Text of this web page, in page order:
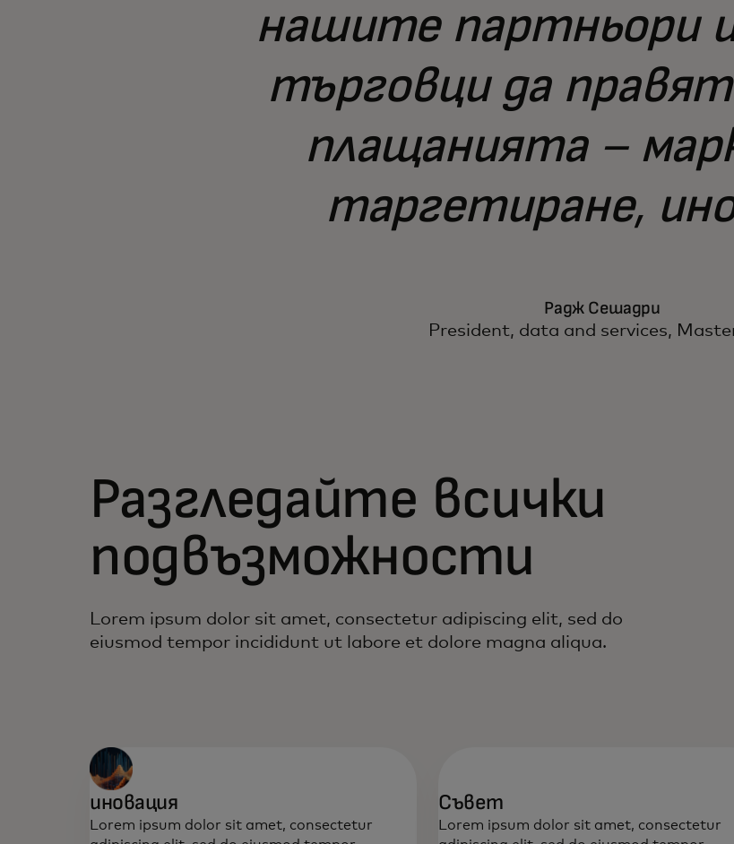
нашите партньори
търговци да
плащанията –
таргетиране,
Радж Сешадри
President, data and services,
Разгледайте всички
подвъзможности
Lorem ipsum dolor sit amet, consectetur adipiscing elit, sed do
eiusmod tempor incididunt ut labore et dolore magna aliqua.
иновация
Lorem ipsum dolor sit amet, consectetur
Съвет
Lorem ipsum dolor sit amet, consectetur